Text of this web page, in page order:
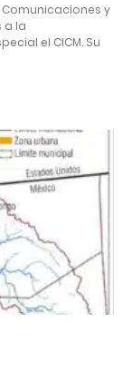
y
a la
el CICM. Su